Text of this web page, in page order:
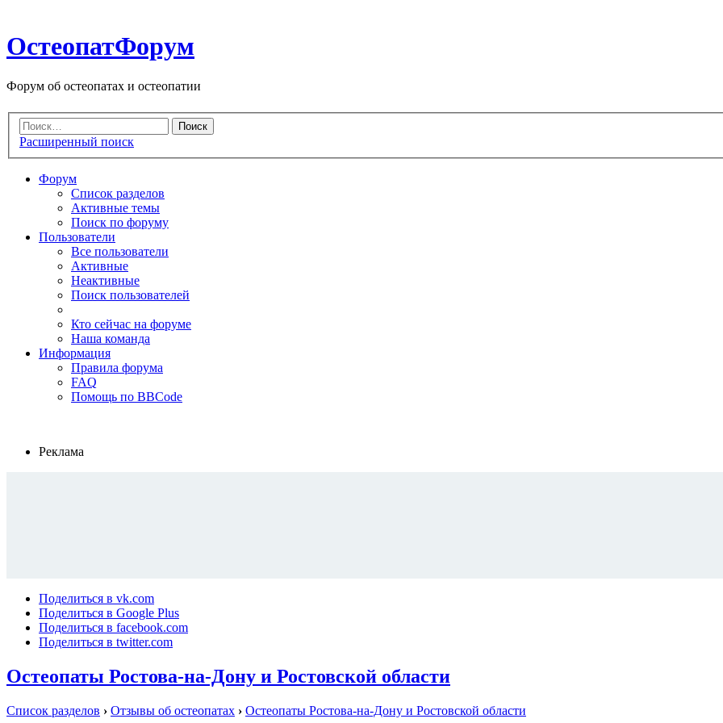
ОстеопатФорум
Форум об остеопатах и остеопатии
Расширенный поиск
Форум
Список разделов
Активные темы
Поиск по форуму
Пользователи
Все пользователи
Активные
Неактивные
Поиск пользователей
Кто сейчас на форуме
Наша команда
Информация
Правила форума
FAQ
Помощь по BBCode
Реклама
Поделиться в vk.com
Поделиться в Google Plus
Поделиться в facebook.com
Поделиться в twitter.com
Остеопаты Ростова-на-Дону и Ростовской области
Список разделов › Отзывы об остеопатах › Остеопаты Ростова-на-Дону и Ростовской области